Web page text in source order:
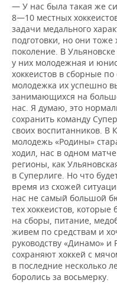
— У нас была такая же
8—10 местных
задачи медального
подготовки, но они
поколение. В
у них молодежная и
хоккеистов в сборные
молодежка их успешно
занимающихся на
нас. Я думаю, это
сохранить команду
своих воспитанников. В
молодежь «Родины»
ходил, нас в одном
регионы, как
в Суперлиге. Но что
время из схожей
нас не самый большой
тех хоккеистов,
на сборы, питание,
живем по средствам и
руководству «Динамо» и
сохраняют хоккей с
в последние несколько
боролись за восьмерку.